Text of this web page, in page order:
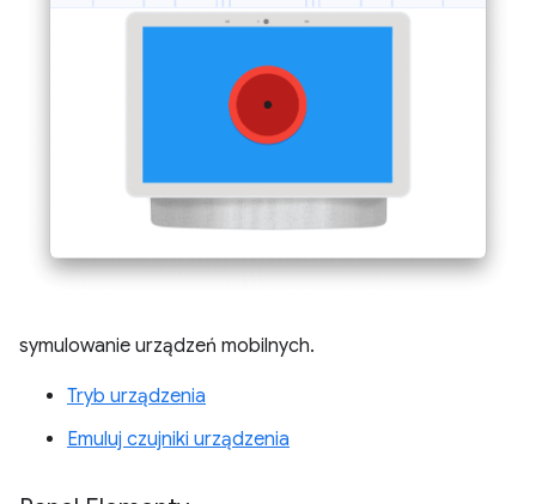
symulowanie urządzeń mobilnych.
Tryb urządzenia
Emuluj czujniki urządzenia